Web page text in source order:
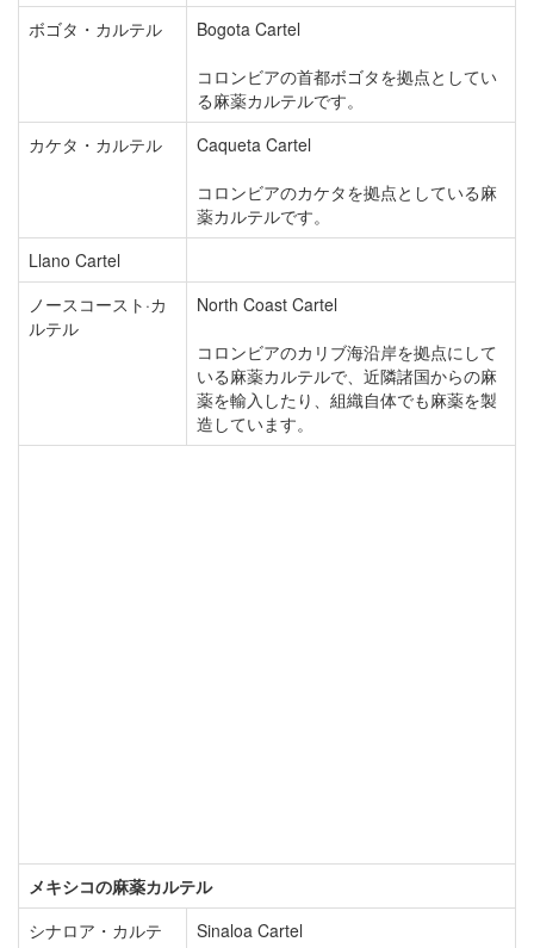
ボゴタ・カルテル
Bogota Cartel
コロンビアの首都ボゴタを拠点としてい
る麻薬カルテルです。
カケタ・カルテル
Caqueta Cartel
コロンビアのカケタを拠点としている麻
薬カルテルです。
Llano Cartel
ノースコースト·カ
ルテル
North Coast Cartel
コロンビアのカリブ海沿岸を拠点にして
いる麻薬カルテルで、近隣諸国からの麻
薬を輸入したり、組織自体でも麻薬を製
造しています。
メキシコの麻薬カルテル
シナロア・カルテ
Sinaloa Cartel